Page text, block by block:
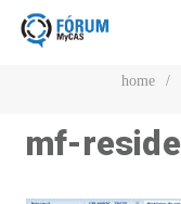
home /
mf-